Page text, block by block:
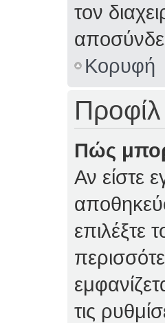
τον
Κορυφή
Προφίλ
Πώς
Αν είστε
επιλέξτε
τις